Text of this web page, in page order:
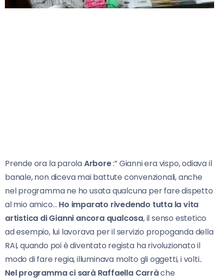
Prende ora la parolaArbore:” Gianni era vispo, odiava il
banale, non diceva mai battute convenzionali, anche
nel programma ne ho usata qualcuna per fare dispetto
al mio amico… Ho imparato rivedendo tutta la vita
artistica di Gianni ancora qualcosa, il senso estetico
ad esempio, lui lavorava per il servizio propoganda della
RAI, quando poi è diventato regista ha rivoluzionato il
modo di fare regia, illuminava molto gli oggetti, i volti..
Nel programma ci sarà Raffaella Carràche